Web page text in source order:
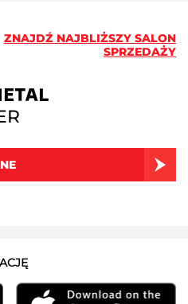
ZNAJDŹ NAJBLIŻSZY SALON
SPRZEDAŻY